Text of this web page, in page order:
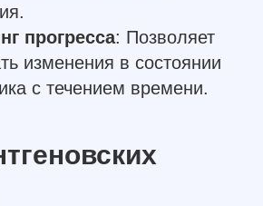
прогресса: Позволяет
изменения в состоянии
с течением времени.